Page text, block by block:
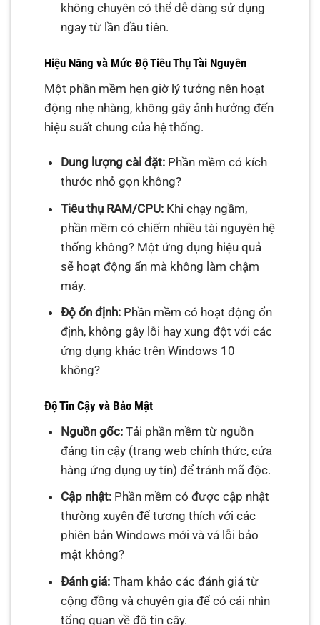
không chuyên có thể dễ dàng sử dụng
ngay từ lần đầu tiên.
Hiệu Năng và Mức Độ Tiêu Thụ Tài Nguyên
Một phần mềm hẹn giờ lý tưởng nên hoạt
động nhẹ nhàng, không gây ảnh hưởng đến
hiệu suất chung của hệ thống.
Dung lượng cài đặt:Phần mềm có kích
thước nhỏ gọn không?
Tiêu thụ RAM/CPU:Khi chạy ngầm,
phần mềm có chiếm nhiều tài nguyên hệ
thống không? Một ứng dụng hiệu quả
sẽ hoạt động ẩn mà không làm chậm
máy.
Độ ổn định:Phần mềm có hoạt động ổn
định, không gây lỗi hay xung đột với các
ứng dụng khác trên Windows 10
không?
Độ Tin Cậy và Bảo Mật
Nguồn gốc:Tải phần mềm từ nguồn
đáng tin cậy (trang web chính thức, cửa
hàng ứng dụng uy tín) để tránh mã độc.
Cập nhật:Phần mềm có được cập nhật
thường xuyên để tương thích với các
phiên bản Windows mới và vá lỗi bảo
mật không?
Đánh giá:Tham khảo các đánh giá từ
cộng đồng và chuyên gia để có cái nhìn
tổng quan về độ tin cậy.